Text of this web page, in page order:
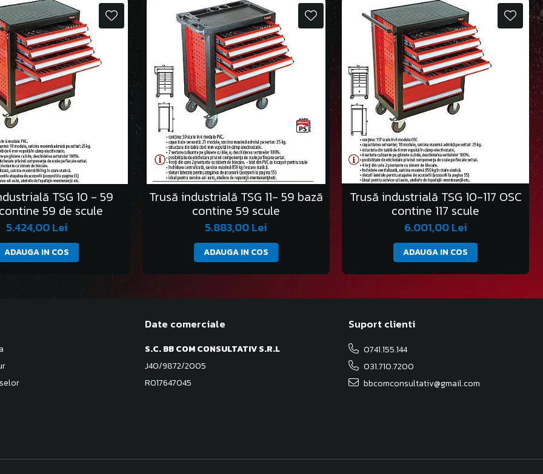
TSG 10 - 59
59 de scule
5.424,00 Lei
ADAUGA IN COS
Trusă industrială TSG 11- 59 bază
contine 59 scule
5.883,00 Lei
ADAUGA IN COS
Trusă industrială TSG 10-117 OSC
contine 117 scule
6.001,00 Lei
ADAUGA IN COS
Date comerciale
S.C. BB COM CONSULTATIV S.R.L
J40/9872/2005
RO17647045
Suport clienti
0741.155.144
031.710.7200
bbcomconsultativ@gmail.com